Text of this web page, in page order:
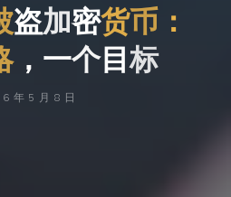
盗加密货币 ：
， 一个目标
年5月8日